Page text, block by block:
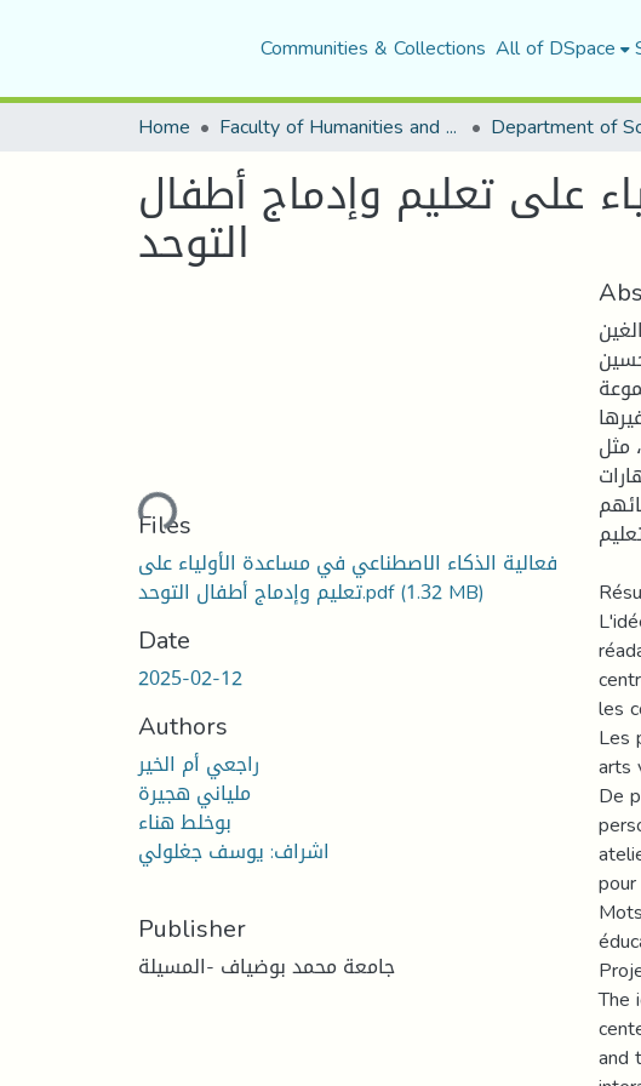
Communities & Collections All of DSpace
Home Faculty of Humanities and Social Sciences Department of
على تعليم وإدماج أطفال
التوحد
Loading...
Files
فعالية الذكاء الاصطناعي في مساعدة الأولياء على
تعليم وإدماج أطفال التوحد.pdf(1.32 MB)
Date
2025-02-12
Authors
راجعي أم الخير
ملياني هجيرة
بوخلط هناء
اشراف: يوسف جغلولي
Publisher
جامعة محمد بوضياف -المسيلة
مثل
les
Les
arts
De
The
and